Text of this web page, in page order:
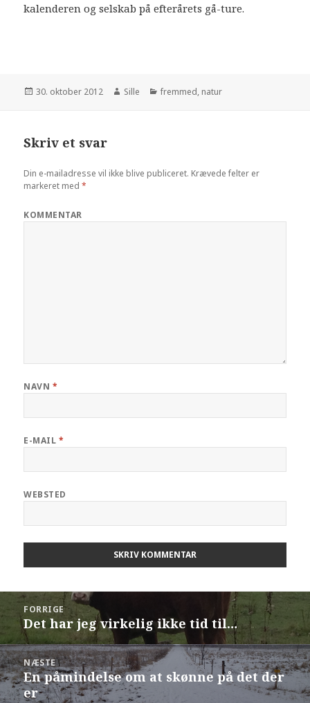
kalenderen og selskab på efterårets gå-ture.
Udgivet
30. oktober 2012 Forfatter
Sille Kategorier
fremmed, natur
Skriv et svar
Din e-mailadresse vil ikke blive publiceret. Krævede felter er
markeret med*
KOMMENTAR
NAVN *
E-MAIL *
WEBSTED
Indlægsnavigation
FORRIGE
Forrige
indlæg:
Det har jeg virkelig ikke tid til…
NÆSTE
Næste
indlæg:
En påmindelse om at skønne på det der
er